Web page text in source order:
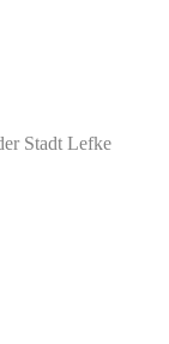
Stadt Lefke